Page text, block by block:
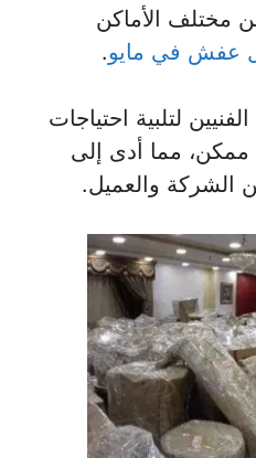
مختلف الأماكن
عفش في مايو.
لتلبية احتياجات
مما أدى إلى
الشركة والعميل.